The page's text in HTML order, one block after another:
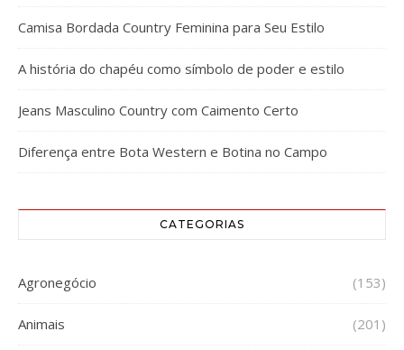
Camisa Bordada Country Feminina para Seu Estilo
A história do chapéu como símbolo de poder e estilo
Jeans Masculino Country com Caimento Certo
Diferença entre Bota Western e Botina no Campo
CATEGORIAS
Agronegócio (153)
Animais (201)